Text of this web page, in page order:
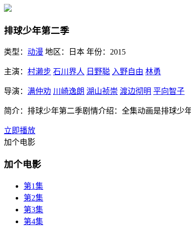
排球少年第二季
类型： 动漫 地区： 日本 年份： 2015
主演： 村濑步 石川界人 日野聪 入野自由 林勇
导演： 满仲劝 川崎逸朗 湖山祯崇 渡边彻明 平向智子
简介： 排球少年第二季剧情介绍：全集动画是排球少
立即播放
加个电影
加个电影
第1集
第2集
第3集
第4集